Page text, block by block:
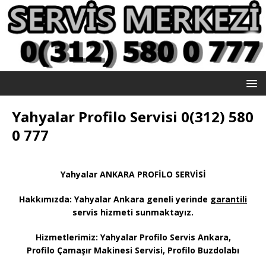
Yahyalar Profilo Servisi 0(312) 580
0 777
Yahyalar ANKARA PROFİLO SERVİSİ
Hakkımızda: Yahyalar Ankara geneli yerinde garantili
servis hizmeti sunmaktayız.
Hizmetlerimiz: Yahyalar Profilo Servis Ankara,
Profilo Çamaşır Makinesi Servisi, Profilo Buzdolabı